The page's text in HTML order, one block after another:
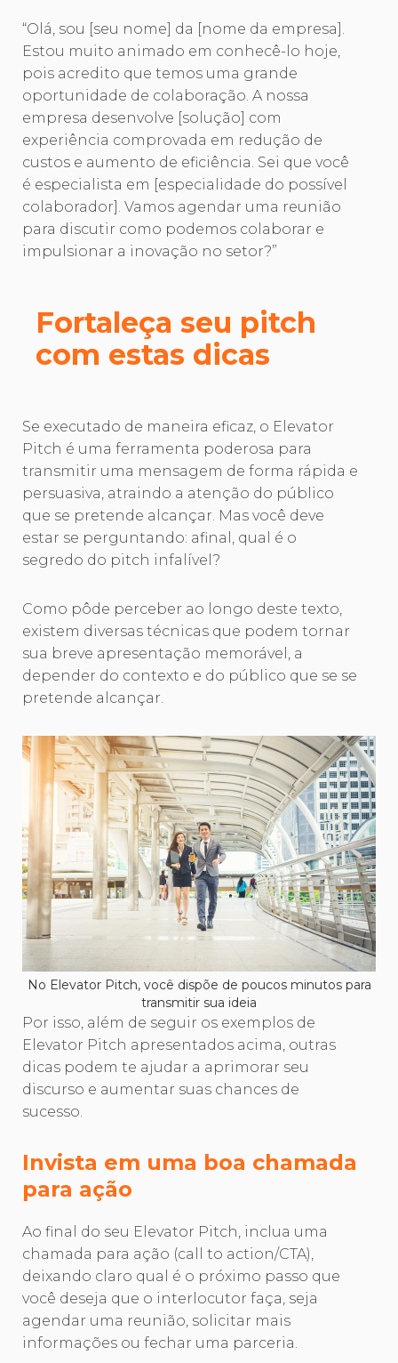
“Olá, sou [seu nome] da [nome da empresa].
Estou muito animado em conhecê-lo hoje,
pois acredito que temos uma grande
oportunidade de colaboração. A nossa
empresa desenvolve [solução] com
experiência comprovada em redução de
custos e aumento de eficiência. Sei que você
é especialista em [especialidade do possível
colaborador]. Vamos agendar uma reunião
para discutir como podemos colaborar e
impulsionar a inovação no setor?”
Fortaleça seu pitch
com estas dicas
Se executado de maneira eficaz, o Elevator
Pitch é uma ferramenta poderosa para
transmitir uma mensagem de forma rápida e
persuasiva, atraindo a atenção do público
que se pretende alcançar. Mas você deve
estar se perguntando: afinal, qual é o
segredo do pitch infalível?
Como pôde perceber ao longo deste texto,
existem diversas técnicas que podem tornar
sua breve apresentação memorável, a
depender do contexto e do público que se se
pretende alcançar.
No Elevator Pitch, você dispõe de poucos minutos para
transmitir sua ideia
Por isso, além de seguir os exemplos de
Elevator Pitch apresentados acima, outras
dicas podem te ajudar a aprimorar seu
discurso e aumentar suas chances de
sucesso.
Invista em uma boa chamada
para ação
Ao final do seu Elevator Pitch, inclua uma
chamada para ação (call to action/CTA),
deixando claro qual é o próximo passo que
você deseja que o interlocutor faça, seja
agendar uma reunião, solicitar mais
informações ou fechar uma parceria.